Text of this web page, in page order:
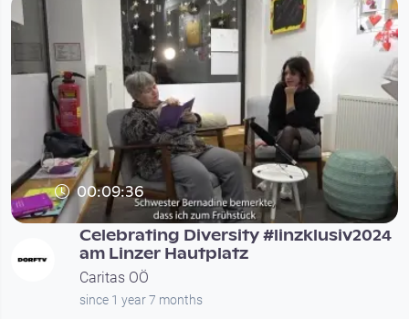
00:09:36
Celebrating Diversity #linzklusiv2024
am Linzer Hautplatz
Caritas OÖ
since 1 year 7 months